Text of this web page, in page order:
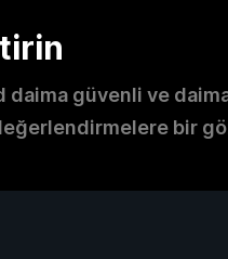
güvenli ve
bir